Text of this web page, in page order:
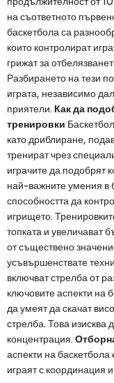
на съответното
баскетбола са
които контролират
грижат за
Разбирането на тези
играта, независимо
приятели. Как да
тренировки
като дриблиране,
тренират чрез
играчите да подобрят
най-важните умения в
способността да
игрището.
топката и увеличават
от съществено
усъвършенствате
включват стрелба от
ключовите аспекти на
да умеят да скачат
стрелба. Това изисква
концентрация.
аспекти на баскетбола
играят с координация